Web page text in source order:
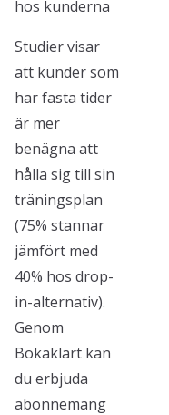
hos kunderna
Studier visar
att kunder som
har fasta tider
är mer
benägna att
hålla sig till sin
träningsplan
(75% stannar
jämfört med
40% hos drop-
in-alternativ).
Genom
Bokaklart kan
du erbjuda
abonnemang